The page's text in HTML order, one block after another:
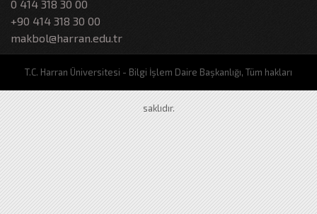
0 414 318 30 00
+90 414 318 30 00
makbol@harran.edu.tr
T.C. Harran Üniversitesi - Bilgi İşlem Daire Başkanlığı, Tüm hakları
saklıdır.